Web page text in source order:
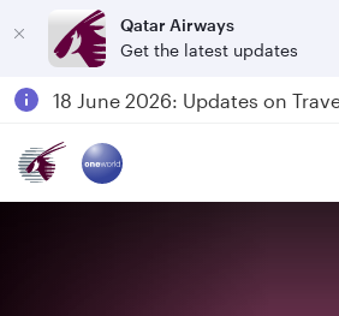
Qatar Airways
Get the latest updates